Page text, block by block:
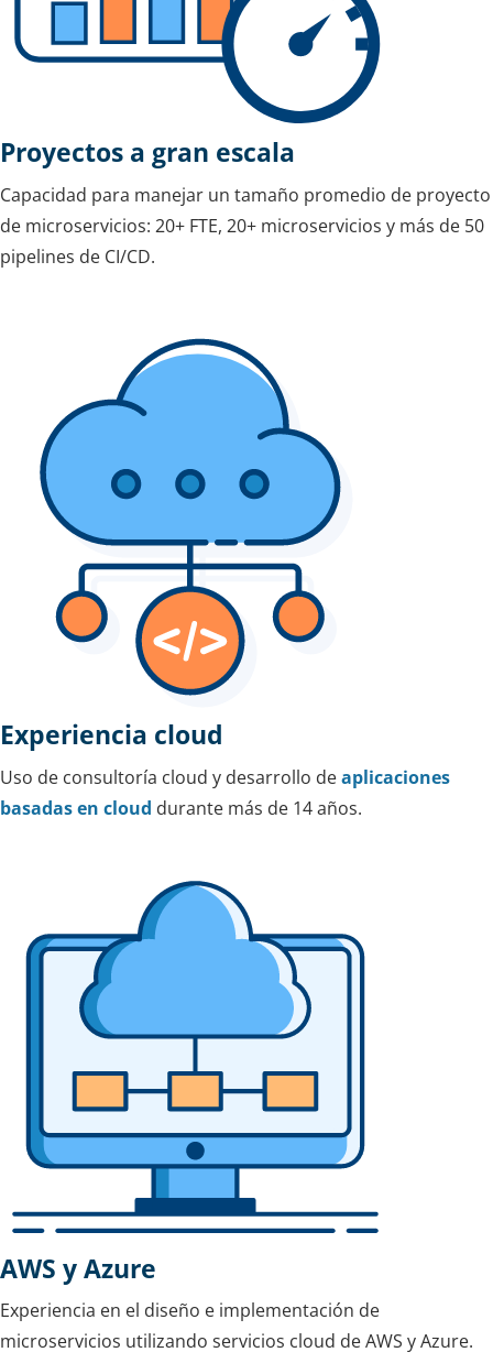
Proyectos a gran escala
Capacidad para manejar un tamaño promedio de proyecto
de microservicios: 20+ FTE, 20+ microservicios y más de 50
pipelines de CI/CD.
Experiencia cloud
Uso de consultoría cloud y desarrollo deaplicaciones
basadas en cloud durante más de 14 años.
AWS y Azure
Experiencia en el diseño e implementación de
microservicios utilizando servicios cloud de AWS y Azure.